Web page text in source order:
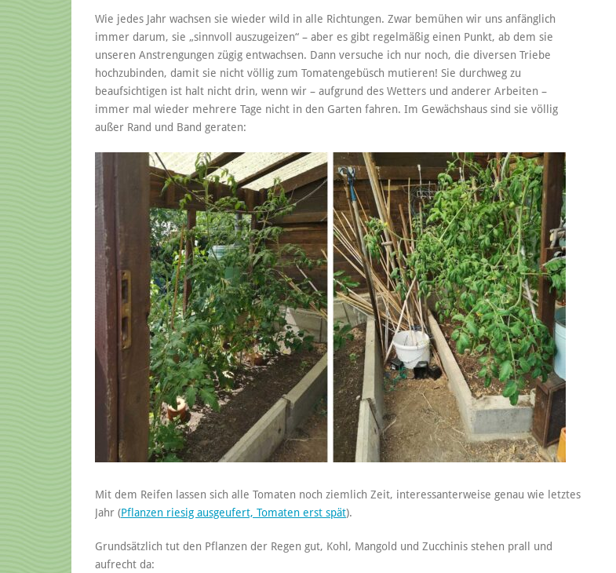
Wie jedes Jahr wachsen sie wieder wild in alle Richtungen. Zwar bemühen wir uns anfänglich
immer darum, sie „sinnvoll auszugeizen“ – aber es gibt regelmäßig einen Punkt, ab dem sie
unseren Anstrengungen zügig entwachsen. Dann versuche ich nur noch, die diversen Triebe
hochzubinden, damit sie nicht völlig zum Tomatengebüsch mutieren! Sie durchweg zu
beaufsichtigen ist halt nicht drin, wenn wir – aufgrund des Wetters und anderer Arbeiten –
immer mal wieder mehrere Tage nicht in den Garten fahren. Im Gewächshaus sind sie völlig
außer Rand und Band geraten:
Mit dem Reifen lassen sich alle Tomaten noch ziemlich Zeit, interessanterweise genau wie letztes
Jahr (Pflanzen riesig ausgeufert, Tomaten erst spät).
Grundsätzlich tut den Pflanzen der Regen gut, Kohl, Mangold und Zucchinis stehen prall und
aufrecht da: